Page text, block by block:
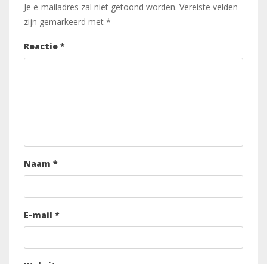
Je e-mailadres zal niet getoond worden. Vereiste velden
zijn gemarkeerd met *
Reactie *
Naam *
E-mail *